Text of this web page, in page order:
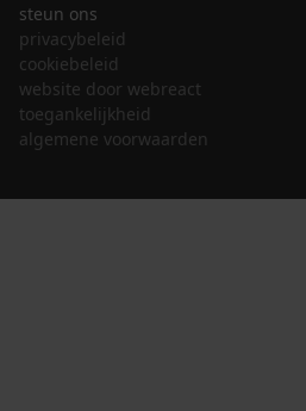
steun ons
privacybeleid
cookiebeleid
website door webreact
toegankelijkheid
algemene voorwaarden